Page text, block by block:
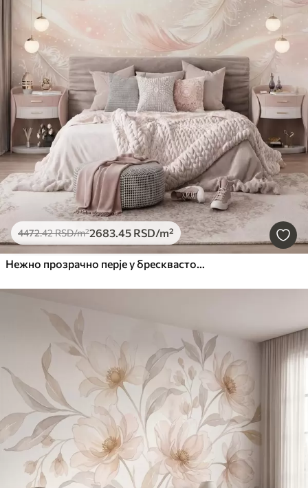
4472.42RSD/m²2683.45 RSD/m²
Нежно прозрачно перје у бресквасто-ружичастој измаглици са сјајем